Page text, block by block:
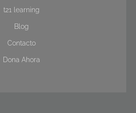
t21 learning
Blog
Contacto
Dona Ahora